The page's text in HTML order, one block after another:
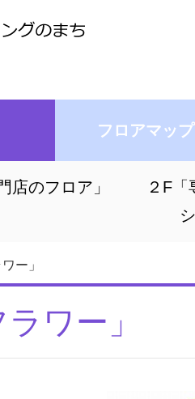
フロアマップ
店のフロア」 ２F「
ー」
ワー」